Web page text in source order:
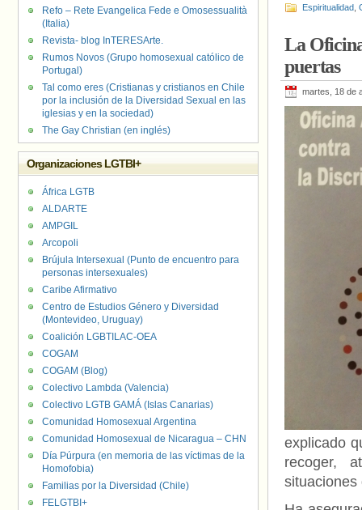
Espiritualidad
La
puertas
martes, 18 de
explicado
recoger,
situaciones
Refo – Rete Evangelica Fede e Omosessualità
(Italia)
Revista- blog InTERESArte.
Rumos Novos (Grupo homosexual católico de
Portugal)
Tal como eres (Cristianas y cristianos en Chile
por la inclusión de la Diversidad Sexual en las
iglesias y en la sociedad)
The Gay Christian (en inglés)
Organizaciones LGTBI+
África LGTB
ALDARTE
AMPGIL
Arcopoli
Brújula Intersexual (Punto de encuentro para
personas intersexuales)
Caribe Afirmativo
Centro de Estudios Género y Diversidad
(Montevideo, Uruguay)
Coalición LGBTILAC-OEA
COGAM
COGAM (Blog)
Colectivo Lambda (Valencia)
Colectivo LGTB GAMÁ (Islas Canarias)
Comunidad Homosexual Argentina
Comunidad Homosexual de Nicaragua – CHN
Día Púrpura (en memoria de las víctimas de la
Homofobia)
Familias por la Diversidad (Chile)
FELGTBI+